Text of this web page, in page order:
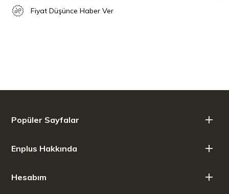
Fiyat Düşünce Haber Ver
Popüler Sayfalar
Enplus Hakkında
Hesabım